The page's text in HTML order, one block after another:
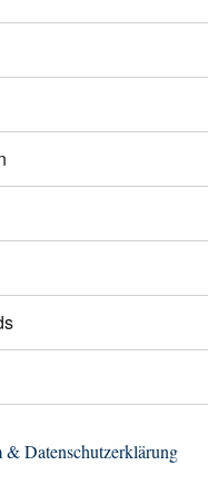
& Datenschutzerklärung